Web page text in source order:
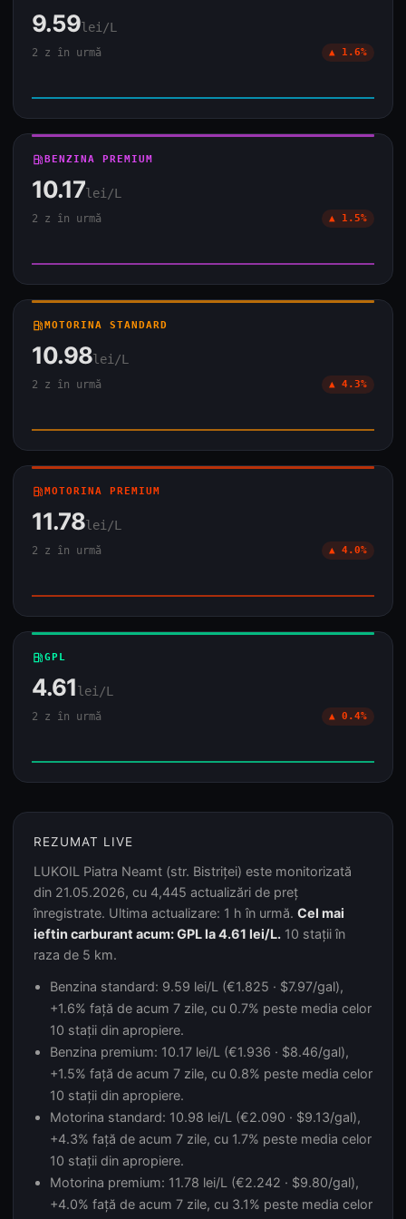
9.59lei/L
2 z în urmă ▲ 1.6%
local_gas_stationBENZINA PREMIUM
10.17lei/L
2 z în urmă ▲ 1.5%
local_gas_stationMOTORINA STANDARD
10.98lei/L
2 z în urmă ▲ 4.3%
local_gas_stationMOTORINA PREMIUM
11.78lei/L
2 z în urmă ▲ 4.0%
local_gas_stationGPL
4.61lei/L
2 z în urmă ▲ 0.4%
REZUMAT LIVE
LUKOIL Piatra Neamt (str. Bistriței) este monitorizată
din 21.05.2026, cu 4,445 actualizări de preț
înregistrate. Ultima actualizare: 1 h în urmă. Cel mai
ieftin carburant acum: GPL la 4.61 lei/L. 10 stații în
raza de 5 km.
Benzina standard: 9.59 lei/L (€1.825 · $7.97/gal),
+1.6% față de acum 7 zile, cu 0.7% peste media celor
10 stații din apropiere.
Benzina premium: 10.17 lei/L (€1.936 · $8.46/gal),
+1.5% față de acum 7 zile, cu 0.8% peste media celor
10 stații din apropiere.
Motorina standard: 10.98 lei/L (€2.090 · $9.13/gal),
+4.3% față de acum 7 zile, cu 1.7% peste media celor
10 stații din apropiere.
Motorina premium: 11.78 lei/L (€2.242 · $9.80/gal),
+4.0% față de acum 7 zile, cu 3.1% peste media celor